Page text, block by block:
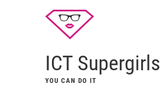
ICT Supergirls
YOU CAN DO IT